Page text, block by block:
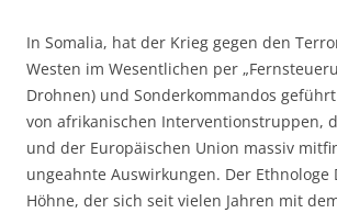
In Somalia, hat der Krieg gegen den
Westen im Wesentlichen per
Drohnen) und Sonderkommandos
von afrikanischen Interventionstruppen,
und der Europäischen Union massiv
ungeahnte Auswirkungen. Der Ethnologe
Höhne, der sich seit vielen Jahren mit